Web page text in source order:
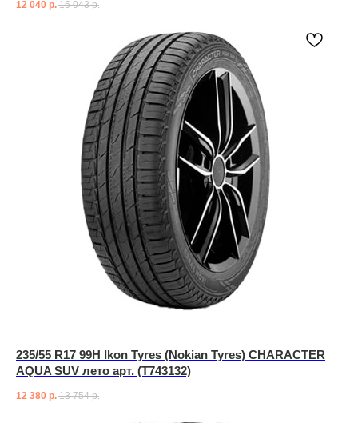
12 040 р. 15 043 р.
235/55 R17 99H Ikon Tyres (Nokian Tyres) CHARACTER
AQUA SUV лето арт. (T743132)
12 380 р. 13 754 р.